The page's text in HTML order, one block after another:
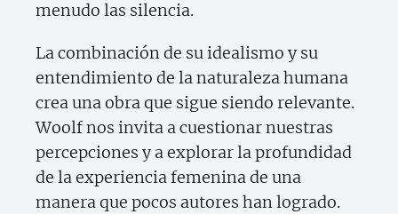
menudo las silencia.
La combinación de su idealismo y su
entendimiento de la naturaleza humana
crea una obra que sigue siendo relevante.
Woolf nos invita a cuestionar nuestras
percepciones y a explorar la profundidad
de la experiencia femenina de una
manera que pocos autores han logrado.